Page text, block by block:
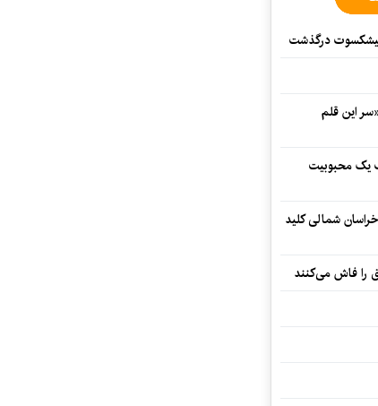
پیشکسوت درگذشت
«سر این قلم
یک محبوبیت
شمالی کلید
را فاش می‌کنند